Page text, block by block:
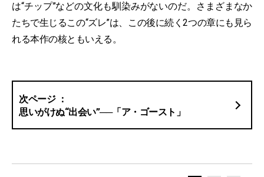
は“チップ”などの文化も馴染みがないのだ。さまざまなか
たちで生じるこの“ズレ”は、この後に続く2つの章にも見ら
れる本作の核ともいえる。
思いがけぬ“出会い”──「ア・ゴースト」